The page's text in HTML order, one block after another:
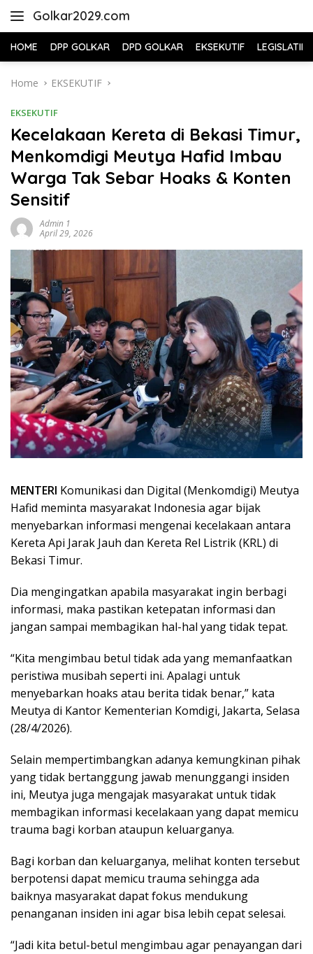
Golkar2029.com
HOME DPP GOLKAR DPD GOLKAR EKSEKUTIF LEGISLATIF
Home EKSEKUTIF
EKSEKUTIF
Kecelakaan Kereta di Bekasi Timur,
Menkomdigi Meutya Hafid Imbau
Warga Tak Sebar Hoaks & Konten
Sensitif
Admin 1
April 29, 2026
MENTERI Komunikasi dan Digital (Menkomdigi) Meutya
Hafid meminta masyarakat Indonesia agar bijak
menyebarkan informasi mengenai kecelakaan antara
Kereta Api Jarak Jauh dan Kereta Rel Listrik (KRL) di
Bekasi Timur.
Dia mengingatkan apabila masyarakat ingin berbagi
informasi, maka pastikan ketepatan informasi dan
jangan sampai membagikan hal-hal yang tidak tepat.
“Kita mengimbau betul tidak ada yang memanfaatkan
peristiwa musibah seperti ini. Apalagi untuk
menyebarkan hoaks atau berita tidak benar,” kata
Meutya di Kantor Kementerian Komdigi, Jakarta, Selasa
(28/4/2026).
Selain mempertimbangkan adanya kemungkinan pihak
yang tidak bertanggung jawab menunggangi insiden
ini, Meutya juga mengajak masyarakat untuk tidak
membagikan informasi kecelakaan yang dapat memicu
trauma bagi korban ataupun keluarganya.
Bagi korban dan keluarganya, melihat konten tersebut
berpotensi dapat memicu trauma sehingga ada
baiknya masyarakat dapat fokus mendukung
penanganan insiden ini agar bisa lebih cepat selesai.
“Jadi kita betul-betul mengimbau agar penayangan dari